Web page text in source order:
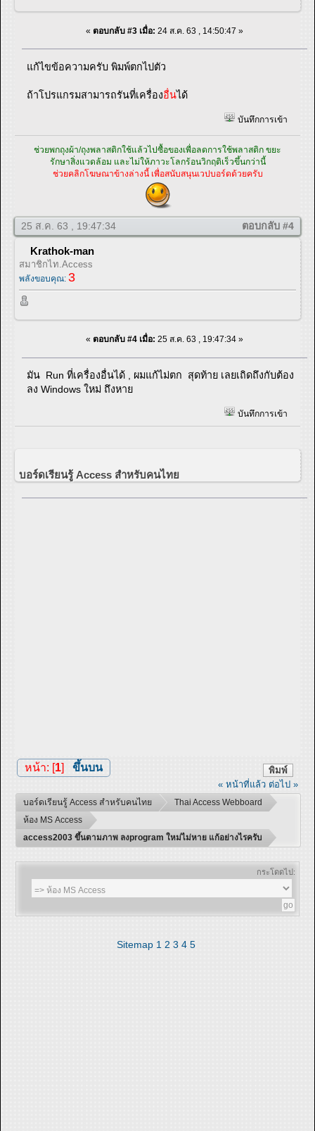
« ตอบกลับ #3 เมื่อ: 24 ส.ค. 63 , 14:50:47 »
แก้ไขข้อความครับ พิมพ์ตกไปตัว
ถ้าโปรแกรมสามารถรันที่เครื่องอื่นได้
บันทึกการเข้า
ช่วยพกถุงผ้า/ถุงพลาสติกใช้แล้วไปซื้อของเพื่อลดการใช้พลาสติก ขยะ
รักษาสิ่งแวดล้อม และไม่ให้ภาวะโลกร้อนวิกฤติเร็วขึ้นกว่านี้
ช่วยคลิกโฆษณาข้างล่างนี้ เพื่อสนับสนุนเวปบอร์ดด้วยครับ
25 ส.ค. 63 , 19:47:34 ตอบกลับ #4
Krathok-man
สมาชิกไท.Access
พลังขอบคุณ: 3
« ตอบกลับ #4 เมื่อ: 25 ส.ค. 63 , 19:47:34 »
มัน Run ที่เครื่องอื่นได้ , ผมแก้ไม่ตก สุดท้าย เลยเถิดถึงกับต้อง
ลง Windows ใหม่ ถึงหาย
บันทึกการเข้า
บอร์ดเรียนรู้ Access สำหรับคนไทย
พิมพ์
หน้า: [1] ขึ้นบน
« หน้าที่แล้ว ต่อไป »
บอร์ดเรียนรู้ Access สำหรับคนไทย
Thai Access Webboard
ห้อง MS Access
access2003 ขึ้นตามภาพ ลงprogram ใหม่ไม่หาย แก้อย่างไรครับ
กระโดดไป:
Sitemap 1 2 3 4 5